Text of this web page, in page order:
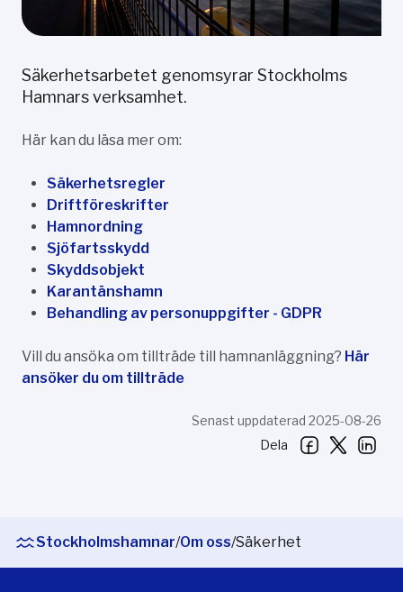
Säkerhetsarbetet genomsyrar Stockholms
Hamnars verksamhet.
Här kan du läsa mer om:
Säkerhetsregler
Driftföreskrifter
Hamnordning
Sjöfartsskydd
Skyddsobjekt
Karantänshamn
Behandling av personuppgifter - GDPR
Vill du ansöka om tillträde till hamnanläggning? Här
ansöker du om tillträde
Senast uppdaterad 2025-08-26
Dela
Stockholmshamnar/Om oss/Säkerhet